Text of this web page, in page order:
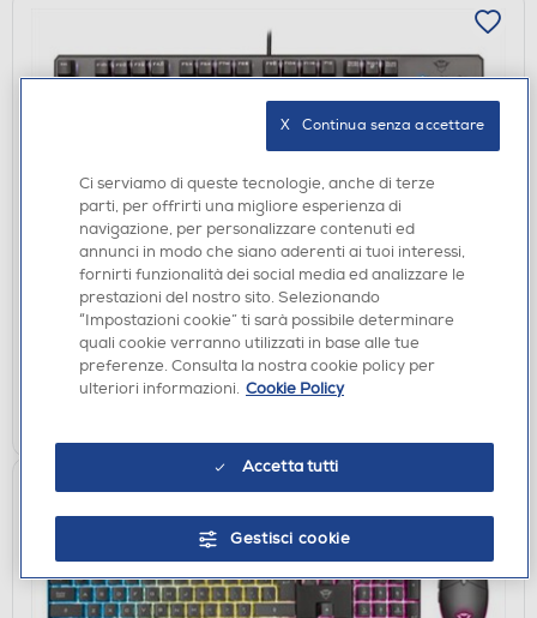
TASTIERE GAMING
TRUST - TRUST IT ASTA GXT865 MECH KB-Black
DISPONIBILE SOLO IN NEGOZIO
Acquisto online:non disponibile
Ritiro in negozio in 30' gratuito: verifica
Ci serviamo di queste tecnologie, anche di terze
parti, per offrirti una migliore esperienza di
navigazione, per personalizzare contenuti ed
annunci in modo che siano aderenti ai tuoi interessi,
fornirti funzionalità dei social media ed analizzare le
prestazioni del nostro sito. Selezionando
“Impostazioni cookie” ti sarà possibile determinare
quali cookie verranno utilizzati in base alle tue
preferenze. Consulta la nostra cookie policy per
ulteriori informazioni. Cookie Policy
Accetta tutti
Gestisci cookie
X   Continua senza accettare